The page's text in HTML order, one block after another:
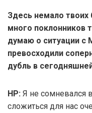
Здесь немало
много поклонников
думаю о ситуации с
превосходили
дубль в
НР: Я не сомневался
сложиться для нас